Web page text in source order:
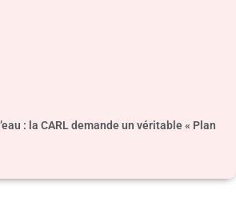
: la CARL demande un véritable « Plan